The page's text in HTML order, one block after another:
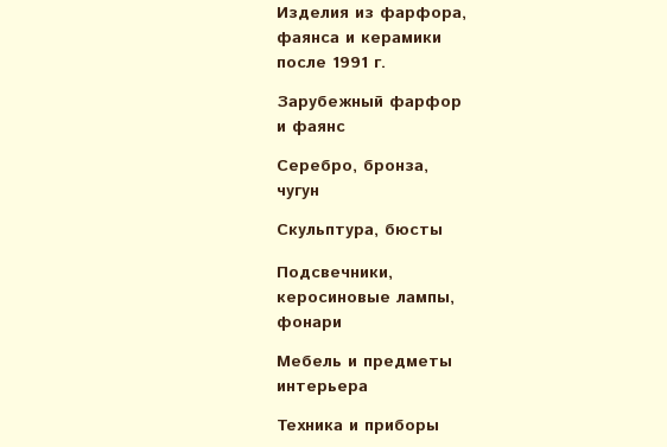
Изделия из фарфора,
фаянса и керамики
после 1991 г.
Зарубежный фарфор
и фаянс
Серебро, бронза,
чугун
Скульптура, бюсты
Подсвечники,
керосиновые лампы,
фонари
Мебель и предметы
интерьера
Техника и приборы